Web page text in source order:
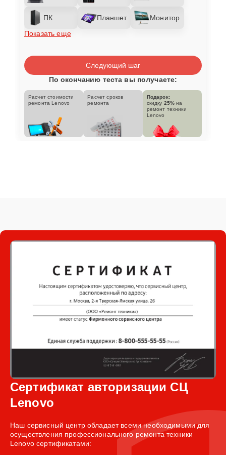
ПК Планшет
Монитор
Показать еще
Следующий шаг
По окончанию теста вы получаете:
Расчет стоимости
ремонта Lenovo
Расчет сроков
ремонта
Подарок:
скидку 25% на
ремонт техники
Lenovo
Сертификат авторизации СЦ
Lenovo
Наш сервисный центр обладает всеми необходимыми для
осуществления профессионального ремонта техники
Lenovo сертификатами: